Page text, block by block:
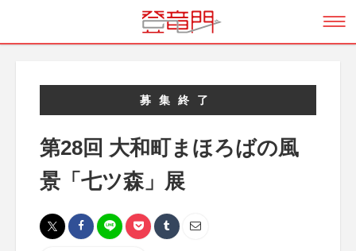
募集終了
第28回 大和町まほろばの風
景「七ツ森」展